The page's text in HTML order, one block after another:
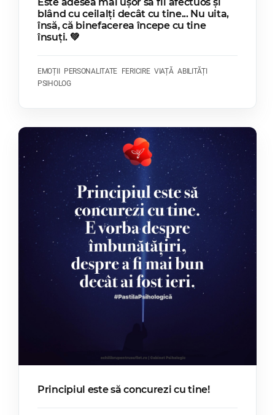
blând cu ceilalți decât cu tine... Nu uita,
însă, că binefacerea începe cu tine
însuți. 💚
EMOȚII PERSONALITATE FERICIRE VIAȚĂ ABILITĂȚI
PSIHOLOG
Principiul este să concurezi cu tine!